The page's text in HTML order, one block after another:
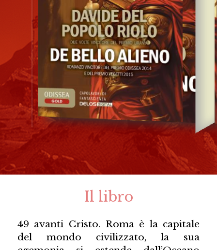
Il libro
49 avanti Cristo. Roma è la capitale
del mondo civilizzato, la sua